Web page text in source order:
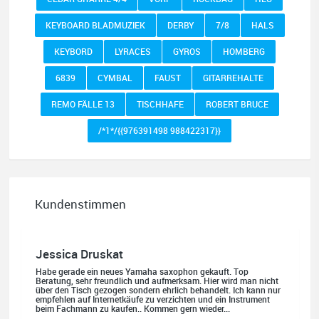
KEYBOARD BLADMUZIEK DERBY 7/8 HALS
KEYBORD LYRACES GYROS HOMBERG
6839 CYMBAL FAUST GITARREHALTE
REMO FÄLLE 13 TISCHHAFE ROBERT BRUCE
/*1*/{{976391498 988422317}}
Kundenstimmen
Jessica Druskat
Habe gerade ein neues Yamaha saxophon gekauft. Top
Beratung, sehr freundlich und aufmerksam. Hier wird man nicht
über den Tisch gezogen sondern ehrlich behandelt. Ich kann nur
empfehlen auf Internetkäufe zu verzichten und ein Instrument
beim Fachmann zu kaufen.. Kommen gern wieder...